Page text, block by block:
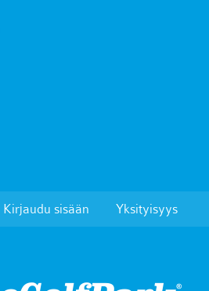
Kirjaudu sisään Yksityisyys